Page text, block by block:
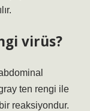
virüs?
ten rengi ile
reaksiyondur.